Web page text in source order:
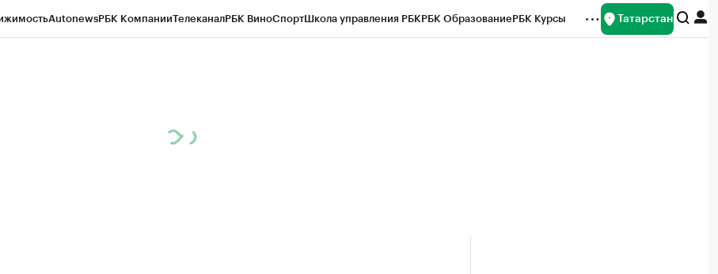
AutonewsРБК КомпанииТелеканалРБК ВиноСпортШкола управления РБКРБК ОбразованиеРБК Курсы Татарстан